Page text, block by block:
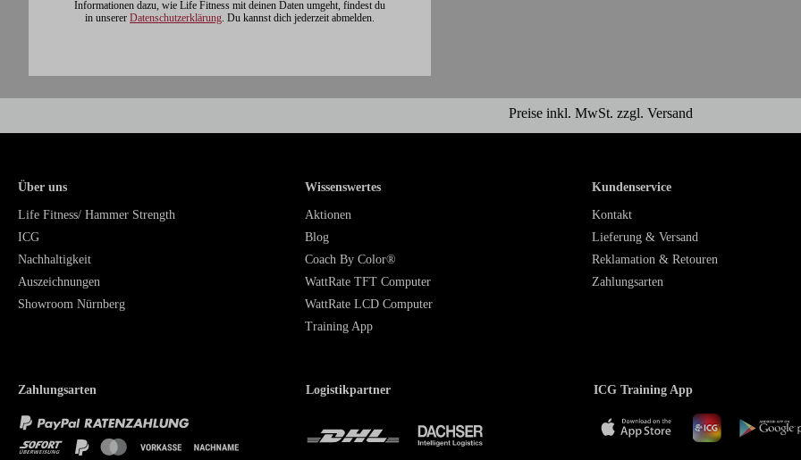
Informationen dazu, wie Life Fitness mit deinen Daten umgeht, findest du
in unserer Datenschutzerklärung. Du kannst dich jederzeit abmelden.
Preise inkl. MwSt. zzgl. Versand
Über uns
Life Fitness/ Hammer Strength
ICG
Nachhaltigkeit
Auszeichnungen
Showroom Nürnberg
Wissenswertes
Aktionen
Blog
Coach By Color®
WattRate TFT Computer
WattRate LCD Computer
Training App
Kundenservice
Kontakt
Lieferung & Versand
Reklamation & Retouren
Zahlungsarten
Zahlungsarten Logistikpartner ICG Training App